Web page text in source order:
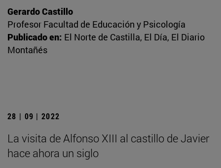
Gerardo Castillo
Profesor Facultad de Educación y Psicología
Publicado en: El Norte de Castilla, El Día, El Diario
Montañés
28 | 09 | 2022
La visita de Alfonso XIII al castillo de Javier
hace ahora un siglo